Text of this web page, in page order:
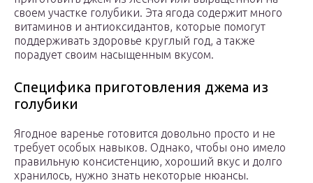
своем участке голубики. Эта ягода содержит много
витаминов и антиоксидантов, которые помогут
поддерживать здоровье круглый год, а также
порадует своим насыщенным вкусом.
Специфика приготовления джема из
голубики
Ягодное варенье готовится довольно просто и не
требует особых навыков. Однако, чтобы оно имело
правильную консистенцию, хороший вкус и долго
хранилось, нужно знать некоторые нюансы.